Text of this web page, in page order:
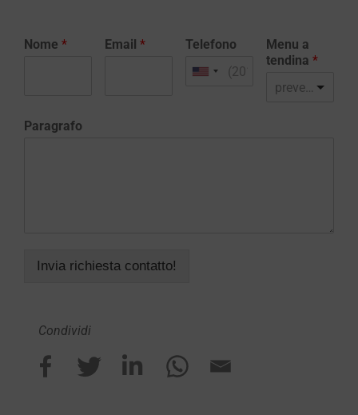
Nome * Email * Telefono
Menu a
tendina *
preventivo realizzazione sito web
Paragrafo
Invia richiesta contatto!
Condividi